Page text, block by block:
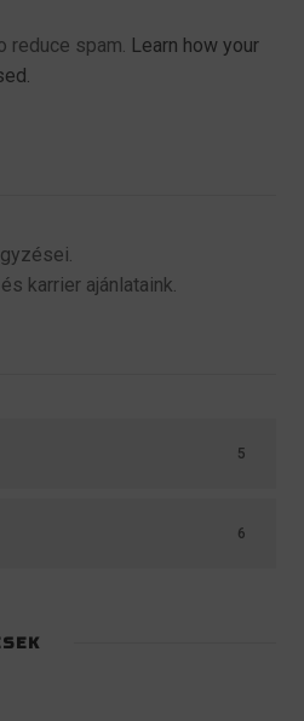
reduce spam. Learn how your
karrier ajánlataink.
5
6